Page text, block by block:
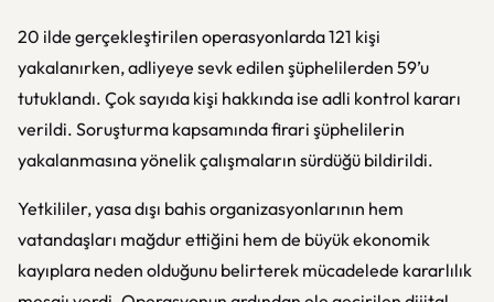
20 ilde gerçekleştirilen operasyonlarda 121 kişi
yakalanırken, adliyeye sevk edilen şüphelilerden 59’u
tutuklandı. Çok sayıda kişi hakkında ise adli kontrol kararı
verildi. Soruşturma kapsamında firari şüphelilerin
yakalanmasına yönelik çalışmaların sürdüğü bildirildi.
Yetkililer, yasa dışı bahis organizasyonlarının hem
vatandaşları mağdur ettiğini hem de büyük ekonomik
kayıplara neden olduğunu belirterek mücadelede kararlılık